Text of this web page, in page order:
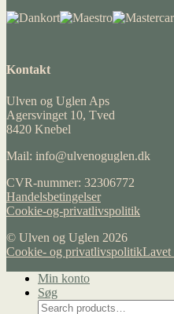
Kontakt
Ulven og Uglen Aps
Agersvinget 10, Tved
8420 Knebel
Mail: info@ulvenoguglen.dk
CVR-nummer: 32306772
Handelsbetingelser
Cookie-og-privatlivspolitik
© Ulven og Uglen 2026
Cookie- og privatlivspolitikLavet
Min konto
Søg
Search